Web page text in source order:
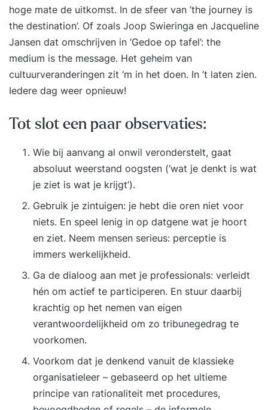
hoge mate de uitkomst. In de sfeer van ‘the journey is
the destination’. Of zoals Joop Swieringa en Jacqueline
Jansen dat omschrijven in ‘Gedoe op tafel’: the
medium is the message. Het geheim van
cultuurveranderingen zit ‘m in het doen. In ’t laten zien.
Iedere dag weer opnieuw!
Tot slot een paar observaties:
Wie bij aanvang al onwil veronderstelt, gaat
absoluut weerstand oogsten (‘wat je denkt is wat
je ziet is wat je krijgt’).
Gebruik je zintuigen: je hebt die oren niet voor
niets. En speel lenig in op datgene wat je hoort
en ziet. Neem mensen serieus: perceptie is
immers werkelijkheid.
Ga de dialoog aan met je professionals: verleidt
hén om actief te participeren. En stuur daarbij
krachtig op het nemen van eigen
verantwoordelijkheid om zo tribunegedrag te
voorkomen.
Voorkom dat je denkend vanuit de klassieke
organisatieleer – gebaseerd op het ultieme
principe van rationaliteit met procedures,